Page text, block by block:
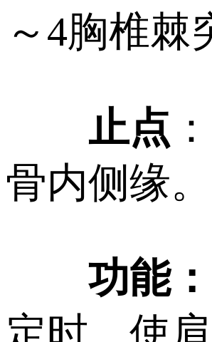
～4胸椎棘
止点
骨内侧缘。
功能：